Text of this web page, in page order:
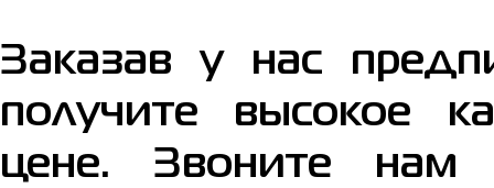
Заказав у нас
получите высокое
цене. Звоните нам